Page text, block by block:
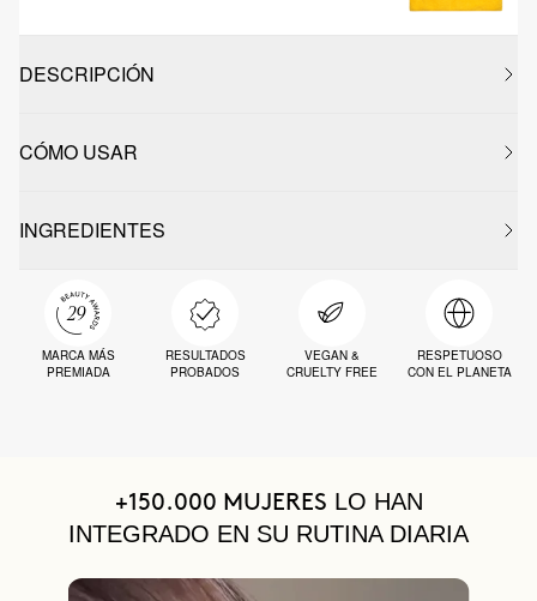
DESCRIPCIÓN
CÓMO USAR
INGREDIENTES
MARCA MÁS
PREMIADA
RESULTADOS
PROBADOS
VEGAN &
CRUELTY FREE
RESPETUOSO
CON EL PLANETA
+150.000 MUJERES LO HAN
INTEGRADO EN SU RUTINA DIARIA